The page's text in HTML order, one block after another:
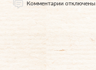
Комментарии отключены